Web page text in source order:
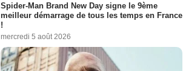
Spider-Man Brand New Day signe le 9ème
meilleur démarrage de tous les temps en France
!
mercredi 5 août 2026